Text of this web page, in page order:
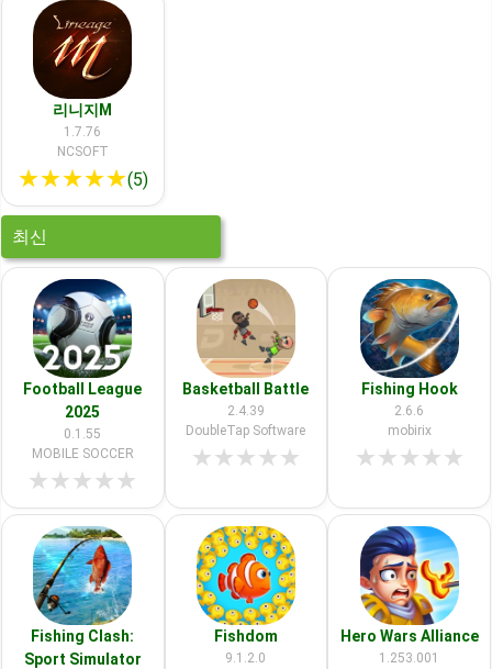
리니지M
1.7.76
NCSOFT
★★★★★(5)
최신
Football League
2025
0.1.55
MOBILE SOCCER
★★★★★
Basketball Battle
2.4.39
DoubleTap Software
★★★★★
Fishing Hook
2.6.6
mobirix
★★★★★
Fishing Clash:
Sport Simulator
Fishdom
9.1.2.0
Hero Wars Alliance
1.253.001